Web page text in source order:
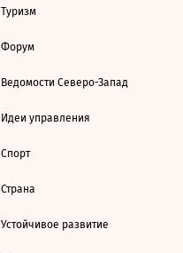
Туризм
Форум
Ведомости Северо-Запад
Идеи управления
Спорт
Страна
Устойчивое развитие